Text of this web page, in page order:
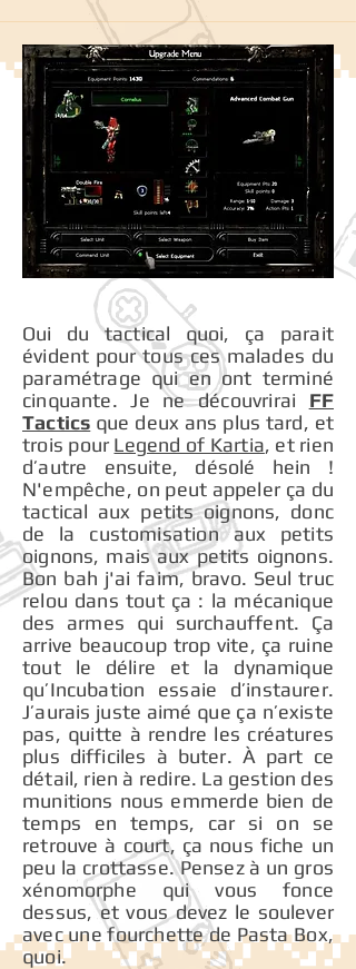
Oui du tactical quoi, ça parait
évident pour tous ces malades du
paramétrage qui en ont terminé
cinquante. Je ne découvrirai FF
Tactics que deux ans plus tard, et
trois pour Legend of Kartia, et rien
d’autre ensuite, désolé hein !
N'empêche, on peut appeler ça du
tactical aux petits oignons, donc
de la customisation aux petits
oignons, mais aux petits oignons.
Bon bah j'ai faim, bravo. Seul truc
relou dans tout ça : la mécanique
des armes qui surchauffent. Ça
arrive beaucoup trop vite, ça ruine
tout le délire et la dynamique
qu’Incubation essaie d’instaurer.
J’aurais juste aimé que ça n’existe
pas, quitte à rendre les créatures
plus difficiles à buter. À part ce
détail, rien à redire. La gestion des
munitions nous emmerde bien de
temps en temps, car si on se
retrouve à court, ça nous fiche un
peu la crottasse. Pensez à un gros
xénomorphe qui vous fonce
dessus, et vous devez le soulever
avec une fourchette de Pasta Box,
quoi.